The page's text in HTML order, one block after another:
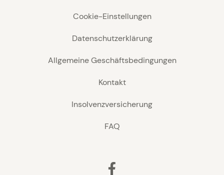
Cookie-Einstellungen
Datenschutzerklärung
Allgemeine Geschäftsbedingungen
Kontakt
Insolvenzversicherung
FAQ